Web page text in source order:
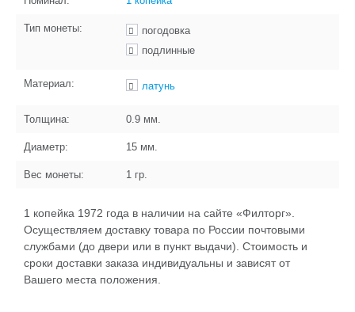
Тип монеты:
погодовка
подлинные
Материал: латунь
Толщина: 0.9 мм.
Диаметр: 15 мм.
Вес монеты: 1 гр.
1 копейка 1972 года в наличии на сайте «Филторг».
Осуществляем доставку товара по России почтовыми
службами (до двери или в пункт выдачи). Стоимость и
сроки доставки заказа индивидуальны и зависят от
Вашего места положения.